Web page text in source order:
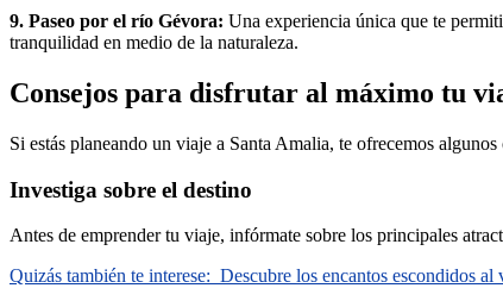
9. Paseo por el río Gévora: Una experiencia única que te
tranquilidad en medio de la naturaleza.
Consejos para disfrutar al máximo tu
Si estás planeando un viaje a Santa Amalia, te ofrecemos
Investiga sobre el destino
Antes de emprender tu viaje, infórmate sobre los principales
Quizás también te interese: Descubre los encantos escondidos